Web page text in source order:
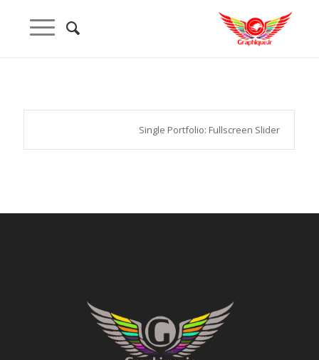
Single Portfolio: Fullscreen Slider